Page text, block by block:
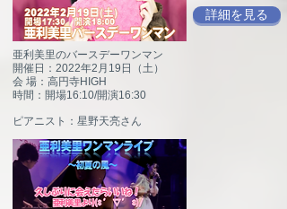
詳細を見る
亜利美里のバースデーワンマン
開催日：2022年2月19日（土）
会 場：高円寺HIGH
時間：開場16:10/開演16:30
ピアニスト：星野天亮さん